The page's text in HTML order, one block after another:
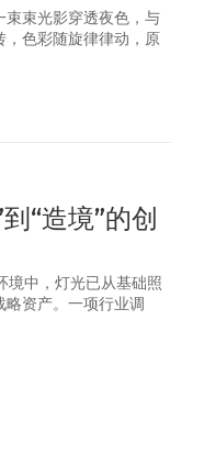
束束光影穿透夜色，与
，色彩随旋律律动，原
“造境”的创
境中，灯光已从基础照
资产。一项行业调